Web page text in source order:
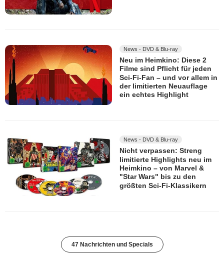
News - DVD & Blu-ray
Neu im Heimkino: Diese 2
Filme sind Pflicht für jeden
Sci-Fi-Fan – und vor allem in
der limitierten Neuauflage
ein echtes Highlight
News - DVD & Blu-ray
Nicht verpassen: Streng
limitierte Highlights neu im
Heimkino – von Marvel &
"Star Wars" bis zu den
größten Sci-Fi-Klassikern
47 Nachrichten und Specials